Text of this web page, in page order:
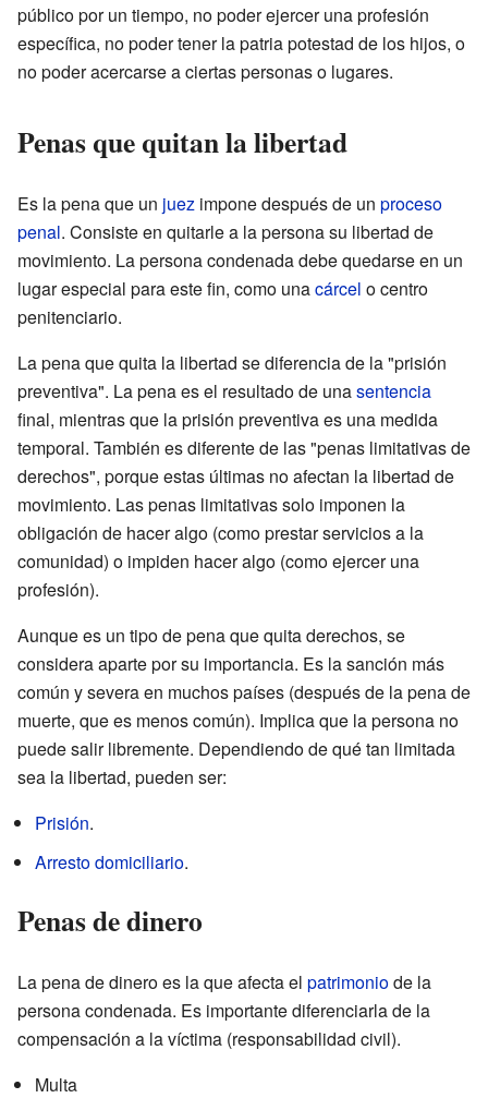
público por un tiempo, no poder ejercer una profesión
específica, no poder tener la patria potestad de los hijos, o
no poder acercarse a ciertas personas o lugares.
Penas que quitan la libertad
Es la pena que un juez impone después de un proceso
penal. Consiste en quitarle a la persona su libertad de
movimiento. La persona condenada debe quedarse en un
lugar especial para este fin, como unacárcel o centro
penitenciario.
La pena que quita la libertad se diferencia de la "prisión
preventiva". La pena es el resultado de unasentencia
final, mientras que la prisión preventiva es una medida
temporal. También es diferente de las "penas limitativas de
derechos", porque estas últimas no afectan la libertad de
movimiento. Las penas limitativas solo imponen la
obligación de hacer algo (como prestar servicios a la
comunidad) o impiden hacer algo (como ejercer una
profesión).
Aunque es un tipo de pena que quita derechos, se
considera aparte por su importancia. Es la sanción más
común y severa en muchos países (después de la pena de
muerte, que es menos común). Implica que la persona no
puede salir libremente. Dependiendo de qué tan limitada
sea la libertad, pueden ser:
Prisión.
Arresto domiciliario.
Penas de dinero
La pena de dinero es la que afecta el patrimoniode la
persona condenada. Es importante diferenciarla de la
compensación a la víctima (responsabilidad civil).
Multa